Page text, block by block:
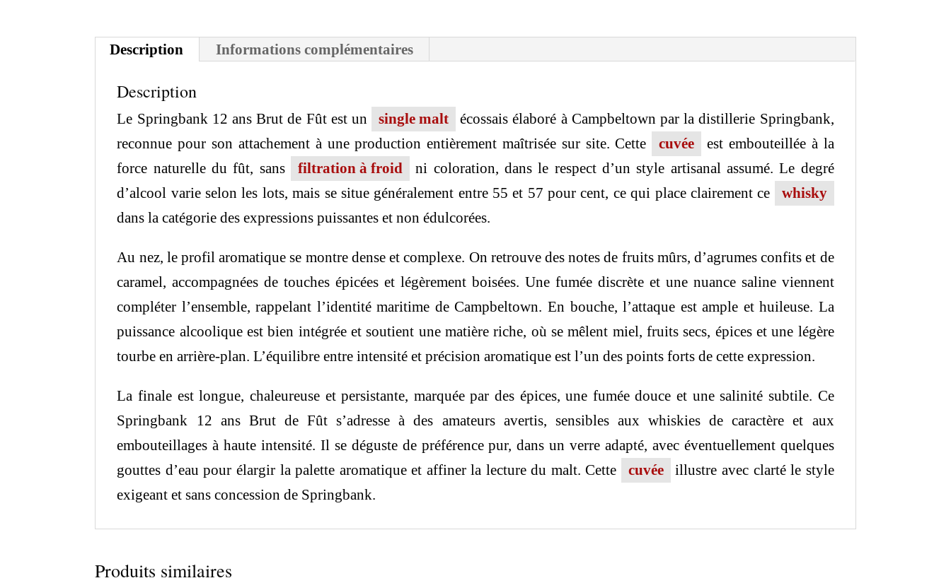
Description Informations complémentaires
Description
Le Springbank 12 ans Brut de Fût est un single malt
écossais élaboré à Campbeltown par la distillerie Springbank,
reconnue pour son attachement à une production entièrement maîtrisée sur site. Cette
cuvée
est embouteillée à la
force naturelle du fût, sans
filtration à froid
ni coloration, dans le respect d’un style artisanal assumé. Le degré
d’alcool varie selon les lots, mais se situe généralement entre 55 et 57 pour cent, ce qui place clairement ce
whisky
dans la catégorie des expressions puissantes et non édulcorées.
Au nez, le profil aromatique se montre dense et complexe. On retrouve des notes de fruits mûrs, d’agrumes confits et de
caramel, accompagnées de touches épicées et légèrement boisées. Une fumée discrète et une nuance saline viennent
compléter l’ensemble, rappelant l’identité maritime de Campbeltown. En bouche, l’attaque est ample et huileuse. La
puissance alcoolique est bien intégrée et soutient une matière riche, où se mêlent miel, fruits secs, épices et une légère
tourbe en arrière-plan. L’équilibre entre intensité et précision aromatique est l’un des points forts de cette expression.
La finale est longue, chaleureuse et persistante, marquée par des épices, une fumée douce et une salinité subtile. Ce
Springbank 12 ans Brut de Fût s’adresse à des amateurs avertis, sensibles aux whiskies de caractère et aux
embouteillages à haute intensité. Il se déguste de préférence pur, dans un verre adapté, avec éventuellement quelques
gouttes d’eau pour élargir la palette aromatique et affiner la lecture du malt. Cette
cuvée
illustre avec clarté le style
exigeant et sans concession de Springbank.
Produits similaires